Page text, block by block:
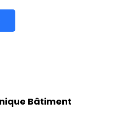
Bâtiment